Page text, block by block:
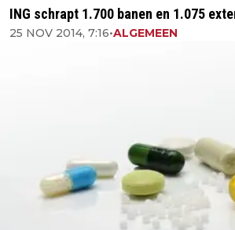
ING schrapt 1.700 banen en 1.075
25 NOV 2014, 7:16•ALGEMEEN